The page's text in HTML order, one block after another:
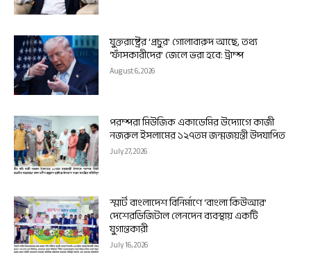
যুক্তরাষ্ট্রের ‘প্রচুর’ গোলাবারুদ আছে, তথ্য
‘ফাঁসকারীদের’ জেলে ভরা হবে: ট্রাম্প
August 6, 2026
পরম্পরা মিউজিক একাডেমির উদ্যোগে কাজী
নজরুল ইসলামের ১২৭তম জন্মজয়ন্তী উদযাপিত
July 27, 2026
স্মার্ট বাংলাদেশ বিনির্মাণে ‘বাংলা কিউআর’
দেশেরডিজিটাল লেনদেন ব্যবস্থায় একটি
যুগান্তকারী
July 16, 2026